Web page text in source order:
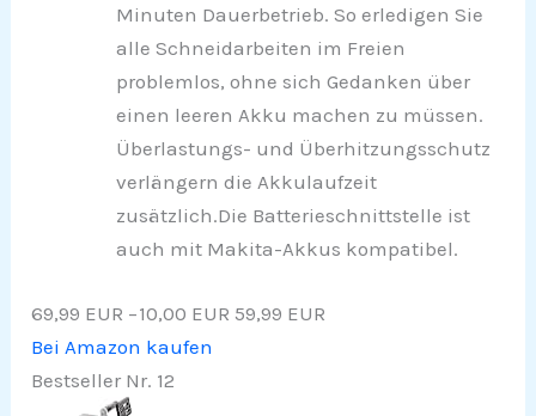
Minuten Dauerbetrieb. So erledigen Sie
alle Schneidarbeiten im Freien
problemlos, ohne sich Gedanken über
einen leeren Akku machen zu müssen.
Überlastungs- und Überhitzungsschutz
verlängern die Akkulaufzeit
zusätzlich.Die Batterieschnittstelle ist
auch mit Makita-Akkus kompatibel.
69,99 EUR −10,00 EUR 59,99 EUR
Bei Amazon kaufen
Bestseller Nr. 12